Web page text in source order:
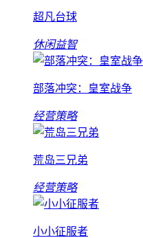
超凡台球
休闲益智
部落冲突：皇室战争
经营策略
荒岛三兄弟
经营策略
小小征服者